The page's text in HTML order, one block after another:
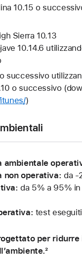
10.15 o
Sierra 10.13
10.14.6
successivo
o successivo
)
ambientale
non operativa: da -
da 5% a 95%
test
per